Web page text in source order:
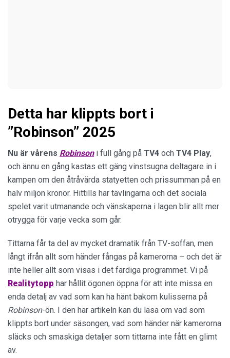
Detta har klippts bort i
”Robinson” 2025
Nu är vårens Robinsoni full gång på TV4 och TV4 Play,
och ännu en gång kastas ett gäng vinstsugna deltagare in i
kampen om den åtråvärda statyetten och prissumman på en
halv miljon kronor. Hittills har tävlingarna och det sociala
spelet varit utmanande och vänskaperna i lagen blir allt mer
otrygga för varje vecka som går.
Tittarna får ta del av mycket dramatik från TV-soffan, men
långt ifrån allt som händer fångas på kamerorna – och det är
inte heller allt som visas i det färdiga programmet. Vi på
Realitytopp har hållit ögonen öppna för att inte missa en
enda detalj av vad som kan ha hänt bakom kulisserna på
Robinson-ön. I den här artikeln kan du läsa om vad som
klippts bort under säsongen, vad som händer när kamerorna
släcks och smaskiga detaljer som tittarna inte fått en glimt
av.